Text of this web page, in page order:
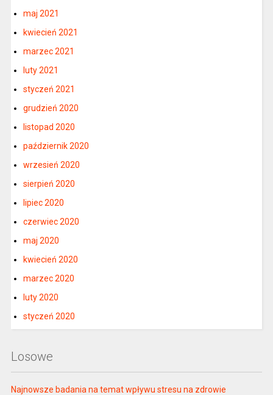
maj 2021
kwiecień 2021
marzec 2021
luty 2021
styczeń 2021
grudzień 2020
listopad 2020
październik 2020
wrzesień 2020
sierpień 2020
lipiec 2020
czerwiec 2020
maj 2020
kwiecień 2020
marzec 2020
luty 2020
styczeń 2020
Losowe
Najnowsze badania na temat wpływu stresu na zdrowie